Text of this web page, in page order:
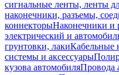
сигнальные ленты, ленты
наконечники, разъемы,
коннекторыНаконечники и
электрический и
грунтовки, лакиКабельные
системы и аксессуары
кузова автомобиляПровода